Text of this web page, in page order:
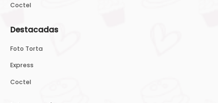
Coctel
Destacadas
Foto Torta
Express
Coctel